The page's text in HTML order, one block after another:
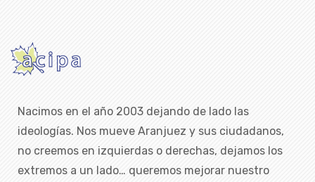
Nacimos en el año 2003 dejando de lado las
ideologías. Nos mueve Aranjuez y sus ciudadanos,
no creemos en izquierdas o derechas, dejamos los
extremos a un lado… queremos mejorar nuestro